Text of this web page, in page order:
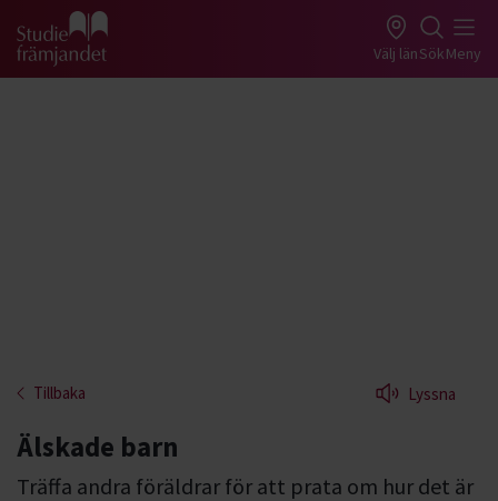
Gå till studiefrämjandets startsida Välj länSökMeny
Tillbaka Lyssna
Älskade barn
Träffa andra föräldrar för att prata om hur det är